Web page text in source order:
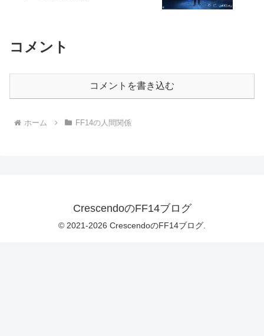
コメント
コメントを書き込む
ホーム FF14の人間関係
CrescendoのFF14ブログ
© 2021-2026 CrescendoのFF14ブログ.